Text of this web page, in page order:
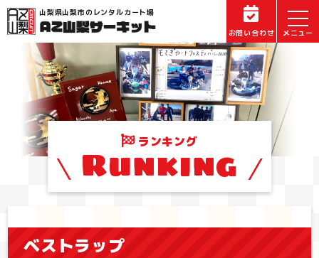
山梨県山梨市のレンタルカート場
お問い合わせ
ランキング
Runking
ベストラップ